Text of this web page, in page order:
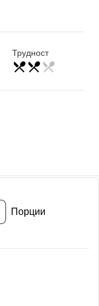
Трудност
средно
restaurant_menurestaurant_menu restaurant_menu
Порции